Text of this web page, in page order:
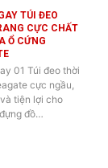
TÚI ĐEO
CỰC CHẤT
Ổ CỨNG
01 Túi đeo thời
cực ngầu,
tiện lợi cho
đồ…